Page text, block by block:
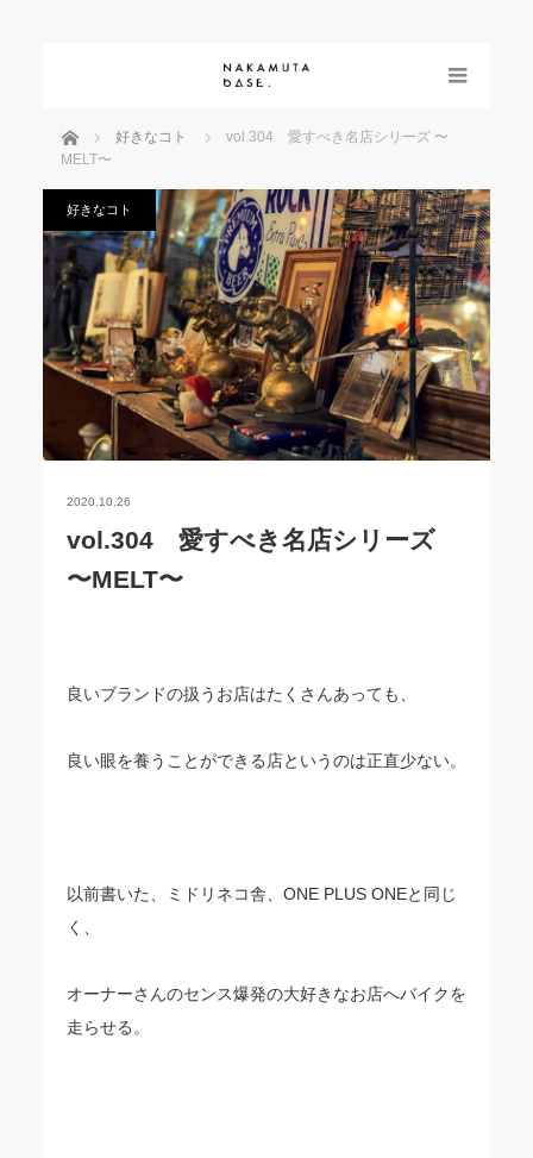
ホーム 好きなコト
vol.304 愛すべき名店シリーズ 〜
MELT〜
好きなコト
2020.10.26
vol.304 愛すべき名店シリーズ
〜MELT〜
良いブランドの扱うお店はたくさんあっても、
良い眼を養うことができる店というのは正直少ない。
以前書いた、ミドリネコ舎、ONE PLUS ONEと同じ
く、
オーナーさんのセンス爆発の大好きなお店へバイクを
走らせる。